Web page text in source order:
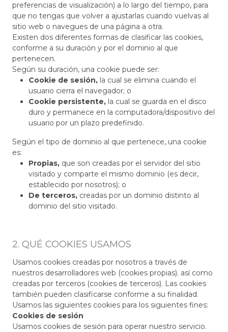
preferencias de visualización) a lo largo del tiempo, para
que no tengas que volver a ajustarlas cuando vuelvas al
sitio web o navegues de una página a otra.
Existen dos diferentes formas de clasificar las cookies,
conforme a su duración y por el dominio al que
pertenecen.
Según su duración, una cookie puede ser:
Cookie de sesión, la cual se elimina cuando el
usuario cierra el navegador; o
Cookie persistente, la cual se guarda en el disco
duro y permanece en la computadora/dispositivo del
usuario por un plazo predefinido.
Según el tipo de dominio al que pertenece, una cookie
es:
Propias, que son creadas por el servidor del sitio
visitado y comparte el mismo dominio (es decir,
establecido por nosotros); o
De terceros, creadas por un dominio distinto al
dominio del sitio visitado.
2. QUÉ COOKIES USAMOS
Usamos cookies creadas por nosotros a través de
nuestros desarrolladores web (cookies propias). así como
creadas por terceros (cookies de terceros). Las cookies
también pueden clasificarse conforme a su finalidad.
Usamos las siguientes cookies para los siguientes fines:
Cookies de sesión
Usamos cookies de sesión para operar nuestro servicio.